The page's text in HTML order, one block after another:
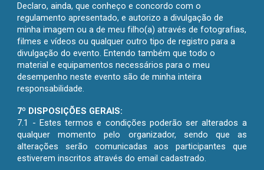
Declaro, ainda, que conheço e concordo com o
regulamento apresentado, e autorizo a divulgação de
minha imagem ou a de meu filho(a) através de fotografias,
filmes e vídeos ou qualquer outro tipo de registro para a
divulgação do evento. Entendo também que todo o
material e equipamentos necessários para o meu
desempenho neste evento são de minha inteira
responsabilidade.
7º DISPOSIÇÕES GERAIS:
7.1 - Estes termos e condições poderão ser alterados a
qualquer momento pelo organizador, sendo que as
alterações serão comunicadas aos participantes que
estiverem inscritos através do email cadastrado.